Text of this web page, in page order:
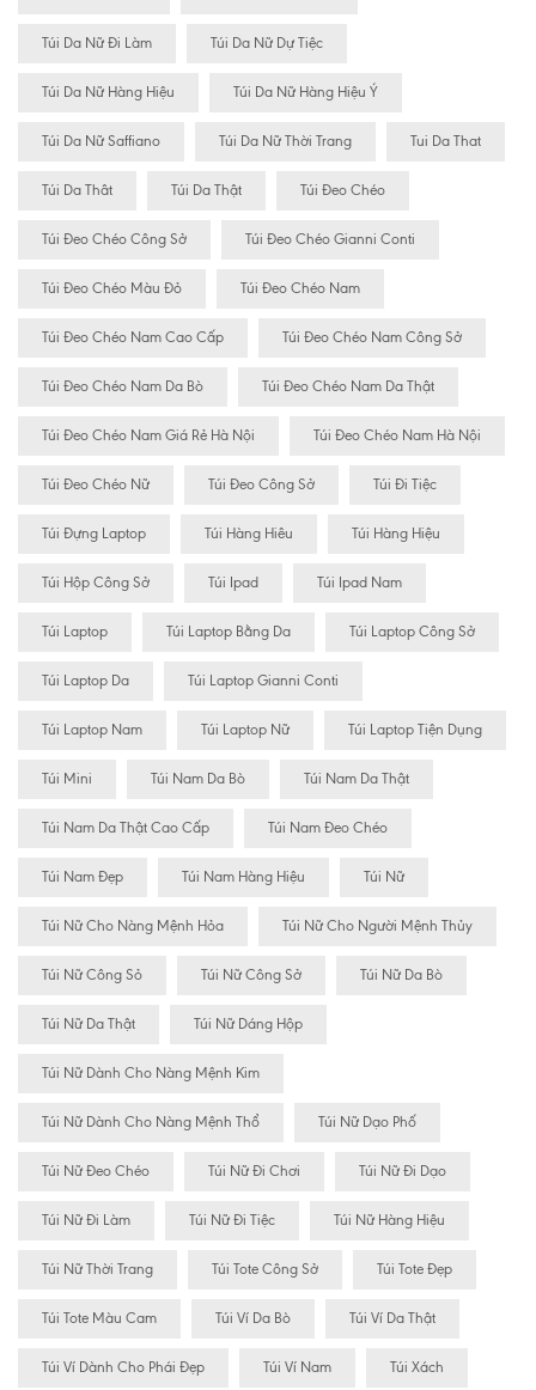
Túi Da Nữ Đi Làm Túi Da Nữ Dự Tiệc
Túi Da Nữ Hàng Hiệu Túi Da Nữ Hàng Hiệu Ý
Túi Da Nữ Saffiano Túi Da Nữ Thời Trang Tui Da That
Túi Da Thât Túi Da Thật Túi Đeo Chéo
Túi Đeo Chéo Công Sở Túi Đeo Chéo Gianni Conti
Túi Đeo Chéo Màu Đỏ Túi Đeo Chéo Nam
Túi Đeo Chéo Nam Cao Cấp Túi Đeo Chéo Nam Công Sở
Túi Đeo Chéo Nam Da Bò Túi Đeo Chéo Nam Da Thật
Túi Đeo Chéo Nam Giá Rẻ Hà Nội Túi Đeo Chéo Nam Hà Nội
Túi Đeo Chéo Nữ Túi Đeo Công Sở Túi Đi Tiệc
Túi Đựng Laptop Túi Hàng Hiêu Túi Hàng Hiệu
Túi Hộp Công Sở Túi Ipad Túi Ipad Nam
Túi Laptop Túi Laptop Bằng Da Túi Laptop Công Sở
Túi Laptop Da Túi Laptop Gianni Conti
Túi Laptop Nam Túi Laptop Nữ Túi Laptop Tiện Dụng
Túi Mini Túi Nam Da Bò Túi Nam Da Thật
Túi Nam Da Thật Cao Cấp Túi Nam Đeo Chéo
Túi Nam Đẹp Túi Nam Hàng Hiệu Túi Nữ
Túi Nữ Cho Nàng Mệnh Hỏa Túi Nữ Cho Người Mệnh Thủy
Túi Nữ Công Sỏ Túi Nữ Công Sở Túi Nữ Da Bò
Túi Nữ Da Thật Túi Nữ Dáng Hộp
Túi Nữ Dành Cho Nàng Mệnh Kim
Túi Nữ Dành Cho Nàng Mệnh Thổ Túi Nữ Dạo Phố
Túi Nữ Đeo Chéo Túi Nữ Đi Chơi Túi Nữ Đi Dạo
Túi Nữ Đi Làm Túi Nữ Đi Tiệc Túi Nữ Hàng Hiệu
Túi Nữ Thời Trang Túi Tote Công Sở Túi Tote Đẹp
Túi Tote Màu Cam Túi Ví Da Bò Túi Ví Da Thật
Túi Ví Dành Cho Phái Đẹp Túi Ví Nam Túi Xách